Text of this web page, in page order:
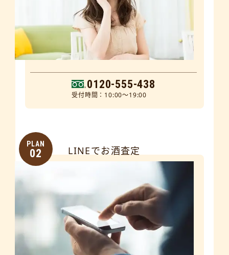
0120-555-438
受付時間：10:00～19:00
PLAN
02 LINEでお酒査定